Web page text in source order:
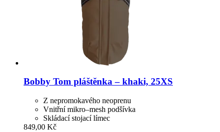
Bobby Tom pláštěnka – khaki, 25XS
Z nepromokavého neoprenu
Vnitřní mikro–mesh podšívka
Skládací stojací límec
849,00 Kč